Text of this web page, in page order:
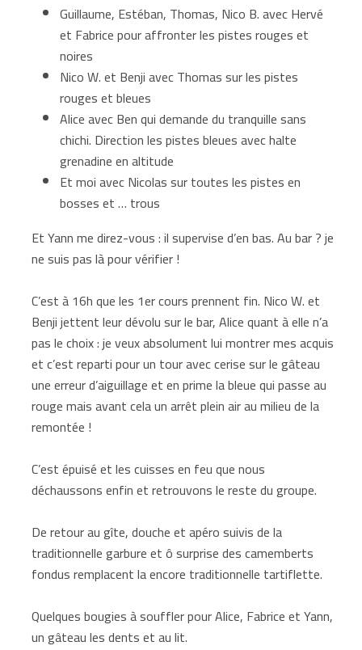
Guillaume, Estéban, Thomas, Nico B. avec Hervé
et Fabrice pour affronter les pistes rouges et
noires
Nico W. et Benji avec Thomas sur les pistes
rouges et bleues
Alice avec Ben qui demande du tranquille sans
chichi. Direction les pistes bleues avec halte
grenadine en altitude
Et moi avec Nicolas sur toutes les pistes en
bosses et … trous
Et Yann me direz-vous : il supervise d’en bas. Au bar ? je
ne suis pas là pour vérifier !
C’est à 16h que les 1er cours prennent fin. Nico W. et
Benji jettent leur dévolu sur le bar, Alice quant à elle n’a
pas le choix : je veux absolument lui montrer mes acquis
et c’est reparti pour un tour avec cerise sur le gâteau
une erreur d’aiguillage et en prime la bleue qui passe au
rouge mais avant cela un arrêt plein air au milieu de la
remontée !
C’est épuisé et les cuisses en feu que nous
déchaussons enfin et retrouvons le reste du groupe.
De retour au gîte, douche et apéro suivis de la
traditionnelle garbure et ô surprise des camemberts
fondus remplacent la encore traditionnelle tartiflette.
Quelques bougies à souffler pour Alice, Fabrice et Yann,
un gâteau les dents et au lit.